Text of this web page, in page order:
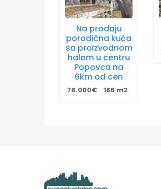
Na prodaju
porodična kuća
sa proizvodnom
halom u centru
Popovca na
6km od cen
76.000€ 186 m2